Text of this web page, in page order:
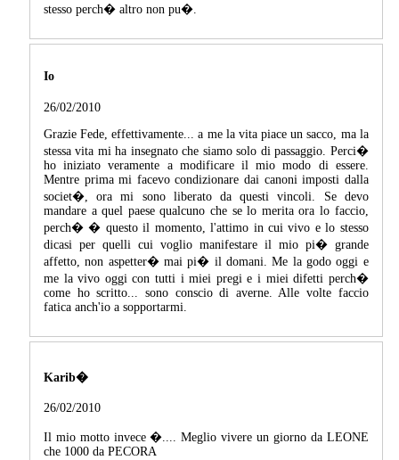
stesso perch� altro non pu�.
Io
26/02/2010
Grazie Fede, effettivamente... a me la vita piace un sacco, ma la
stessa vita mi ha insegnato che siamo solo di passaggio. Perci�
ho iniziato veramente a modificare il mio modo di essere.
Mentre prima mi facevo condizionare dai canoni imposti dalla
societ�, ora mi sono liberato da questi vincoli. Se devo
mandare a quel paese qualcuno che se lo merita ora lo faccio,
perch� � questo il momento, l'attimo in cui vivo e lo stesso
dicasi per quelli cui voglio manifestare il mio pi� grande
affetto, non aspetter� mai pi� il domani. Me la godo oggi e
me la vivo oggi con tutti i miei pregi e i miei difetti perch�
come ho scritto... sono conscio di averne. Alle volte faccio
fatica anch'io a sopportarmi.
Karib�
26/02/2010
Il mio motto invece �.... Meglio vivere un giorno da LEONE
che 1000 da PECORA